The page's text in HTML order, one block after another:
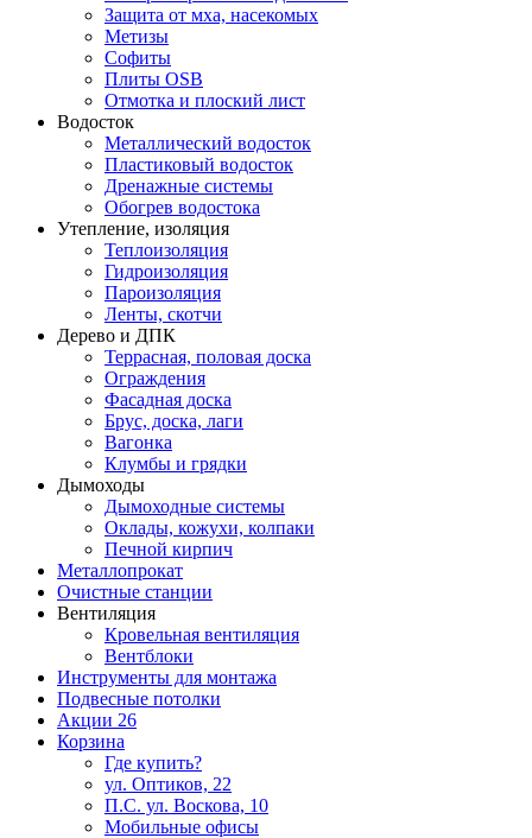
Защита от мха, насекомых
Метизы
Софиты
Плиты OSB
Отмотка и плоский лист
Водосток
Металлический водосток
Пластиковый водосток
Дренажные системы
Обогрев водостока
Утепление, изоляция
Теплоизоляция
Гидроизоляция
Пароизоляция
Ленты, скотчи
Дерево и ДПК
Террасная, половая доска
Ограждения
Фасадная доска
Брус, доска, лаги
Вагонка
Клумбы и грядки
Дымоходы
Дымоходные системы
Оклады, кожухи, колпаки
Печной кирпич
Металлопрокат
Очистные станции
Вентиляция
Кровельная вентиляция
Вентблоки
Инструменты для монтажа
Подвесные потолки
Акции 26
Корзина
Где купить?
ул. Оптиков, 22
П.С. ул. Воскова, 10
Мобильные офисы